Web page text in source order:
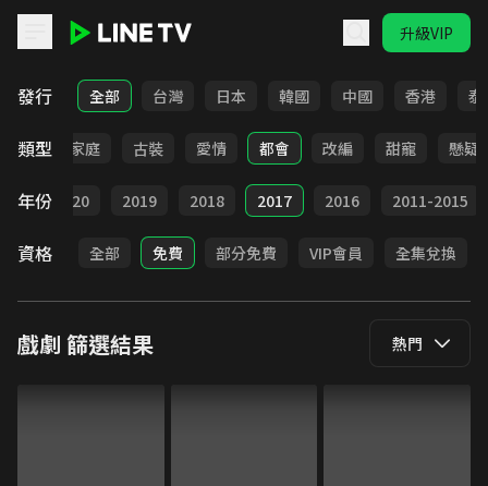
升級VIP
LINE TV - 戲劇
發行 全部 台灣 日本 韓國 中國 香港 泰
類型
校園 家庭 古裝 愛情 都會 改編 甜寵 懸疑
年份 2020 2019 2018 2017 2016 2011-2015
資格 全部 免費 部分免費 VIP會員 全集兌換
戲劇 篩選結果 熱門